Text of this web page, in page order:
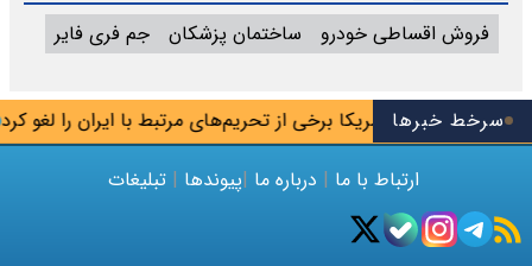
سرخط خبرهاآمریکا برخی از تحریم‌های مرتبط با ایران را لغو کرد
فروش اقساطی خودرو
ساختمان پزشکان جم فری فایر
ارتباط با ما | درباره ما |پیوندها | تبلیغات